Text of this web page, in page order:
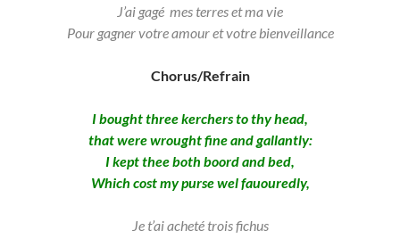
J’ai gagé mes terres et ma vie
Pour gagner votre amour et votre bienveillance
Chorus/Refrain
I bought three kerchers to thy head,
that were wrought fine and gallantly:
I kept thee both boord and bed,
Which cost my purse wel fauouredly,
Je t’ai acheté trois fichus